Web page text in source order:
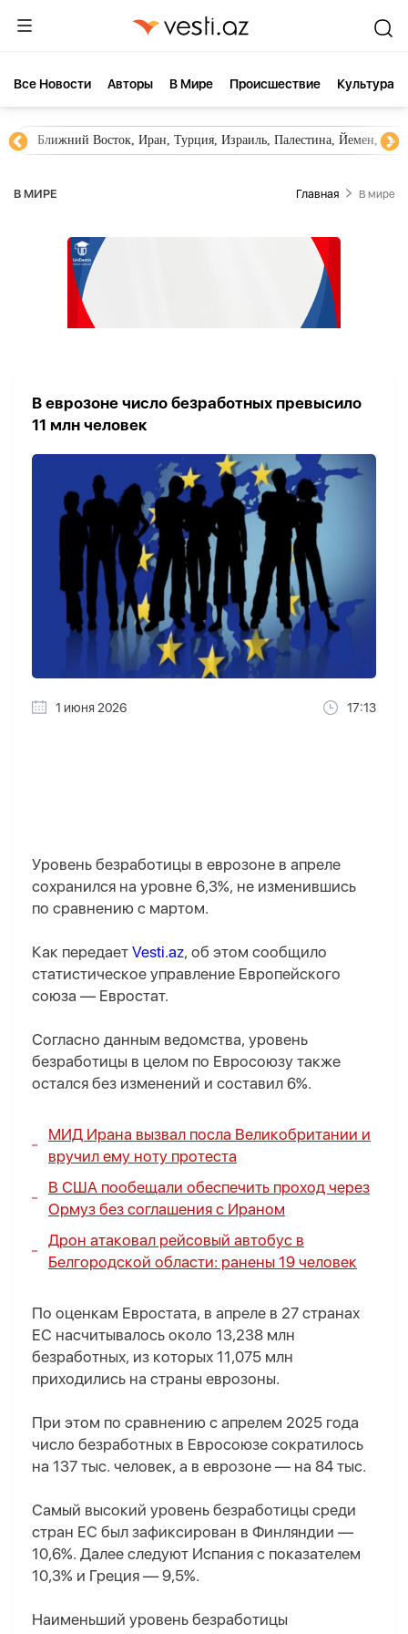
Все Новости Aвторы В Мире Происшествие Культура
Ближний Восток, Иран, Турция, Израиль, Палестина, Йемен,
В МИРЕ Главная В мире
В еврозоне число безработных превысило
11 млн человек
1 июня 2026 17:13
Уровень безработицы в еврозоне в апреле
сохранился на уровне 6,3%, не изменившись
по сравнению с мартом.
Как передает Vesti.az, об этом сообщило
статистическое управление Европейского
союза — Евростат.
Согласно данным ведомства, уровень
безработицы в целом по Евросоюзу также
остался без изменений и составил 6%.
МИД Ирана вызвал посла Великобритании и
вручил ему ноту протеста
В США пообещали обеспечить проход через
Ормуз без соглашения с Ираном
Дрон атаковал рейсовый автобус в
Белгородской области: ранены 19 человек
По оценкам Евростата, в апреле в 27 странах
ЕС насчитывалось около 13,238 млн
безработных, из которых 11,075 млн
приходились на страны еврозоны.
При этом по сравнению с апрелем 2025 года
число безработных в Евросоюзе сократилось
на 137 тыс. человек, а в еврозоне — на 84 тыс.
Самый высокий уровень безработицы среди
стран ЕС был зафиксирован в Финляндии —
10,6%. Далее следуют Испания с показателем
10,3% и Греция — 9,5%.
Наименьший уровень безработицы